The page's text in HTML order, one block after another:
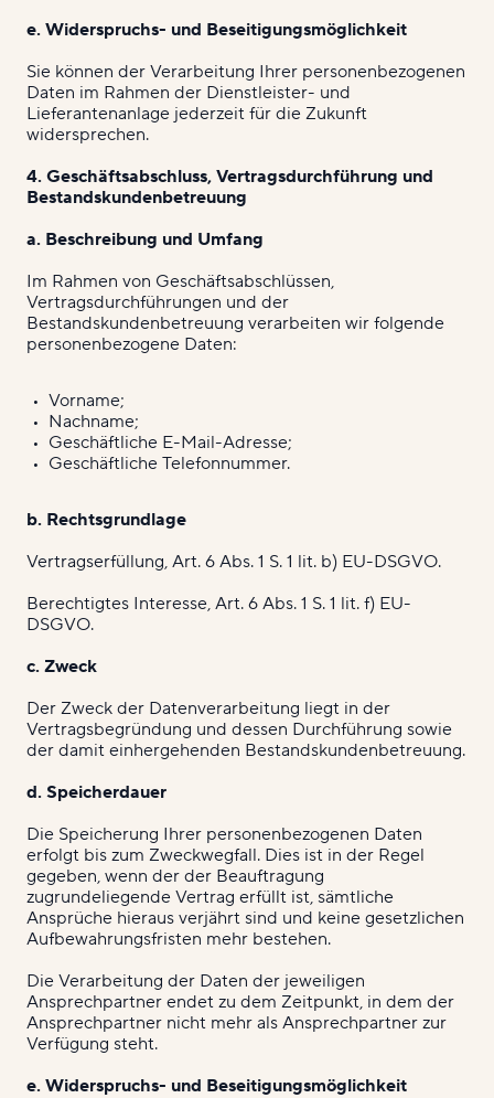
e. Widerspruchs- und Beseitigungsmöglichkeit
Sie können der Verarbeitung Ihrer personenbezogenen
Daten im Rahmen der Dienstleister- und
Lieferantenanlage jederzeit für die Zukunft
widersprechen.
4. Geschäftsabschluss, Vertragsdurchführung und
Bestandskundenbetreuung
a. Beschreibung und Umfang
Im Rahmen von Geschäftsabschlüssen,
Vertragsdurchführungen und der
Bestandskundenbetreuung verarbeiten wir folgende
personenbezogene Daten:
Vorname;
Nachname;
Geschäftliche E-Mail-Adresse;
Geschäftliche Telefonnummer.
b. Rechtsgrundlage
Vertragserfüllung, Art. 6 Abs. 1 S. 1 lit. b) EU-DSGVO.
Berechtigtes Interesse, Art. 6 Abs. 1 S. 1 lit. f) EU-
DSGVO.
c. Zweck
Der Zweck der Datenverarbeitung liegt in der
Vertragsbegründung und dessen Durchführung sowie
der damit einhergehenden Bestandskundenbetreuung.
d. Speicherdauer
Die Speicherung Ihrer personenbezogenen Daten
erfolgt bis zum Zweckwegfall. Dies ist in der Regel
gegeben, wenn der der Beauftragung
zugrundeliegende Vertrag erfüllt ist, sämtliche
Ansprüche hieraus verjährt sind und keine gesetzlichen
Aufbewahrungsfristen mehr bestehen.
Die Verarbeitung der Daten der jeweiligen
Ansprechpartner endet zu dem Zeitpunkt, in dem der
Ansprechpartner nicht mehr als Ansprechpartner zur
Verfügung steht.
e. Widerspruchs- und Beseitigungsmöglichkeit